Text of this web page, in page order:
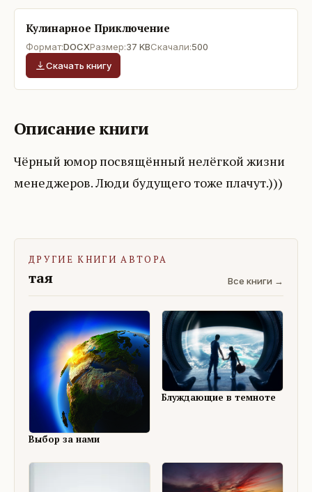
Кулинарное Приключение
Формат:DOCXРазмер:37 KBСкачали:500
Скачать книгу
Описание книги
Чёрный юмор посвящённый нелёгкой жизни
менеджеров. Люди будущего тоже плачут.)))
ДРУГИЕ КНИГИ АВТОРА
тая Все книги →
Выбор за нами
Блуждающие в темноте